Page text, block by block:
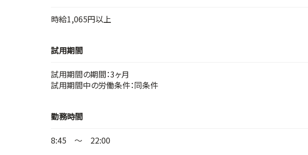
時給1,065円以上
試用期間
試用期間の期間：3ヶ月
試用期間中の労働条件：同条件
勤務時間
8:45 ～ 22:00